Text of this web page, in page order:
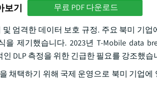
보기 무료 PDF 다운로드
엄격한 데이터 보호 규정. 주요 북미 기업
제기했습니다. 2023년 T-Mobile data
DLP 측정을 위한 긴급한 필요를 강조했습
채택하기 위해 국제 운영으로 북미 기업에